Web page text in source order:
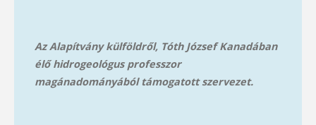
Az Alapítvány külföldről, Tóth József Kanadában
élő hidrogeológus professzor
magánadományából támogatott szervezet.